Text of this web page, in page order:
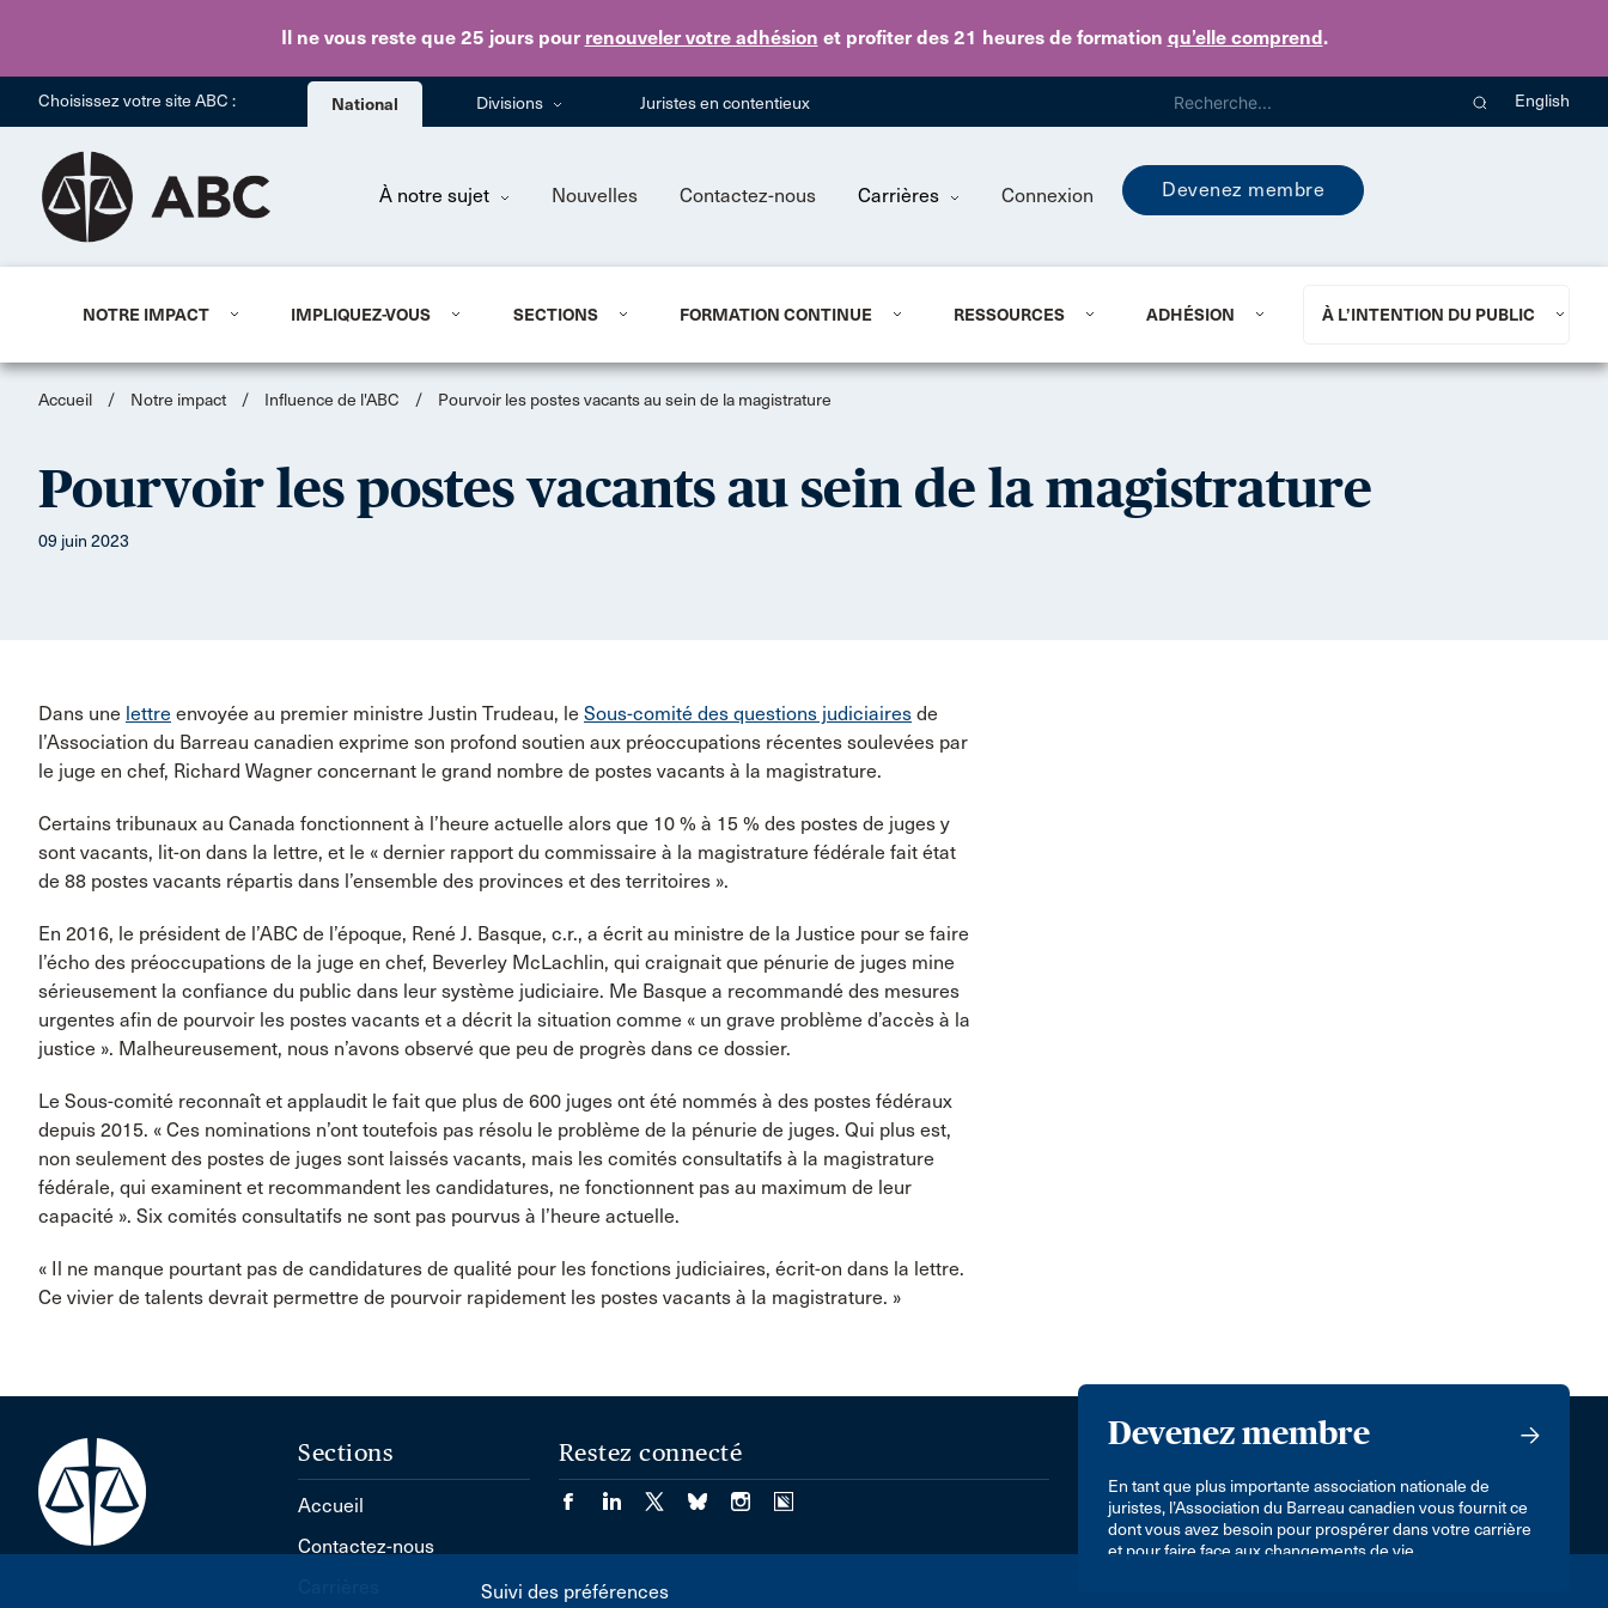
Il ne vous reste que 25 jourspour renouveler votre adhésion et profiter des 21 heures de formation qu’elle comprend.
Skip to main content
Choisissez votre site ABC : National Divisions Juristes en contentieux English
À notre sujet Nouvelles Contactez-nous Carrières Connexion Devenez membre
NOTRE IMPACT IMPLIQUEZ-VOUS SECTIONS FORMATION CONTINUE RESSOURCES ADHÉSION À L’INTENTION DU PUBLIC
Accueil / Notre impact / Influence de l'ABC / Pourvoir les postes vacants au sein de la magistrature
Pourvoir les postes vacants au sein de la magistrature
09 juin 2023
Dans une lettre envoyée au premier ministre Justin Trudeau, le Sous-comité des questions judiciaires de
l’Association du Barreau canadien exprime son profond soutien aux préoccupations récentes soulevées par
le juge en chef, Richard Wagner concernant le grand nombre de postes vacants à la magistrature.
Certains tribunaux au Canada fonctionnent à l’heure actuelle alors que 10 % à 15 % des postes de juges y
sont vacants, lit-on dans la lettre, et le « dernier rapport du commissaire à la magistrature fédérale fait état
de 88 postes vacants répartis dans l’ensemble des provinces et des territoires ».
En 2016, le président de l’ABC de l’époque, René J. Basque, c.r., a écrit au ministre de la Justice pour se faire
l’écho des préoccupations de la juge en chef, Beverley McLachlin, qui craignait que pénurie de juges mine
sérieusement la confiance du public dans leur système judiciaire. Me Basque a recommandé des mesures
urgentes afin de pourvoir les postes vacants et a décrit la situation comme « un grave problème d’accès à la
justice ». Malheureusement, nous n’avons observé que peu de progrès dans ce dossier.
Le Sous-comité reconnaît et applaudit le fait que plus de 600 juges ont été nommés à des postes fédéraux
depuis 2015. « Ces nominations n’ont toutefois pas résolu le problème de la pénurie de juges. Qui plus est,
non seulement des postes de juges sont laissés vacants, mais les comités consultatifs à la magistrature
fédérale, qui examinent et recommandent les candidatures, ne fonctionnent pas au maximum de leur
capacité ». Six comités consultatifs ne sont pas pourvus à l’heure actuelle.
« Il ne manque pourtant pas de candidatures de qualité pour les fonctions judiciaires, écrit-on dans la lettre.
Ce vivier de talents devrait permettre de pourvoir rapidement les postes vacants à la magistrature. »
Devenez membre
En tant que plus importante association nationale de
juristes, l’Association du Barreau canadien vous fournit ce
dont vous avez besoin pour prospérer dans votre carrière
et pour faire face aux changements de vie.
Sections
Accueil
Contactez-nous
Restez connecté
Suivi des préférences